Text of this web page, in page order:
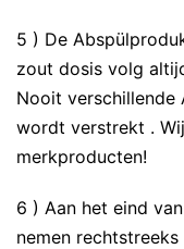
5 ) De
zout dosis volg
Nooit verschillende
wordt verstrekt .
merkproducten!
6 ) Aan het eind
nemen